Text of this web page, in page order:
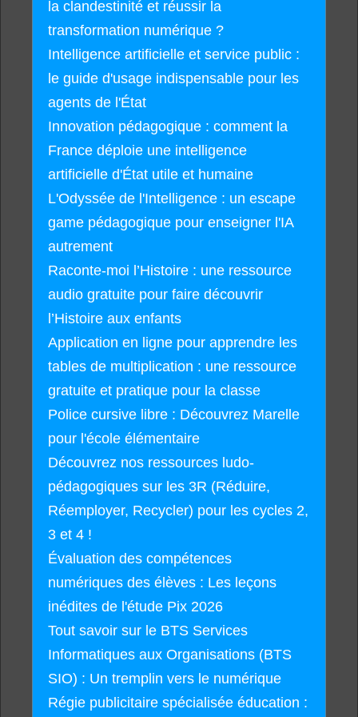
la clandestinité et réussir la
transformation numérique ?
Intelligence artificielle et service public :
le guide d'usage indispensable pour les
agents de l'État
Innovation pédagogique : comment la
France déploie une intelligence
artificielle d'État utile et humaine
L'Odyssée de l'Intelligence : un escape
game pédagogique pour enseigner l'IA
autrement
Raconte-moi l’Histoire : une ressource
audio gratuite pour faire découvrir
l’Histoire aux enfants
Application en ligne pour apprendre les
tables de multiplication : une ressource
gratuite et pratique pour la classe
Police cursive libre : Découvrez Marelle
pour l'école élémentaire
Découvrez nos ressources ludo-
pédagogiques sur les 3R (Réduire,
Réemployer, Recycler) pour les cycles 2,
3 et 4 !
Évaluation des compétences
numériques des élèves : Les leçons
inédites de l'étude Pix 2026
Tout savoir sur le BTS Services
Informatiques aux Organisations (BTS
SIO) : Un tremplin vers le numérique
Régie publicitaire spécialisée éducation :